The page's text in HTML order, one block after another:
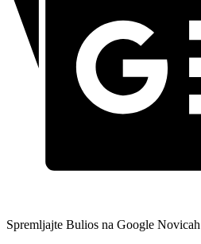
Spremljajte Bulios na Google Novicah